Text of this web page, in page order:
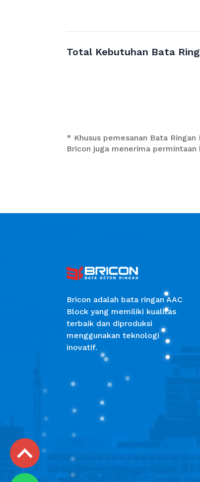
Total Kebutuhan Bata
* Khusus pemesanan Bata
Bricon juga menerima permintaan
Bricon adalah bata ringan AAC
Block yang memiliki kualitas
terbaik dan diproduksi
menggunakan teknologi
inovatif.